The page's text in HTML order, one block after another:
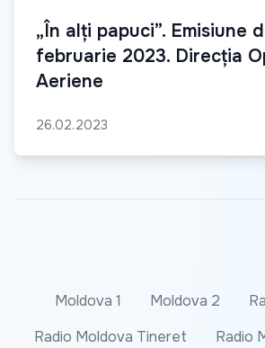
„În alți papuci”. Emisiune
februarie 2023. Direcția
Aeriene
26.02.2023
Moldova 1 Moldova 2
Radio Moldova Tineret
Radio